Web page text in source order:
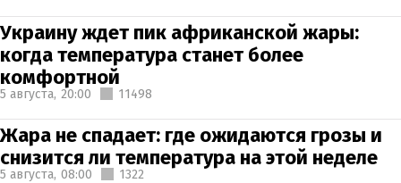
Украину ждет пик африканской жары:
когда температура станет более
комфортной
5 августа, 20:00 11498
Жара не спадает: где ожидаются грозы и
снизится ли температура на этой неделе
5 августа, 08:00 1322